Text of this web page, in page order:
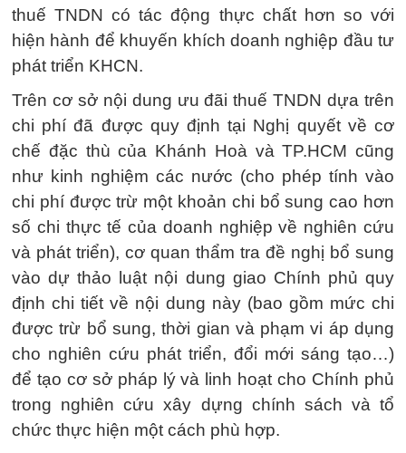
thuế TNDN có tác động thực chất hơn so với
hiện hành để khuyến khích doanh nghiệp đầu tư
phát triển KHCN.
Trên cơ sở nội dung ưu đãi thuế TNDN dựa trên
chi phí đã được quy định tại Nghị quyết về cơ
chế đặc thù của Khánh Hoà và TP.HCM cũng
như kinh nghiệm các nước (cho phép tính vào
chi phí được trừ một khoản chi bổ sung cao hơn
số chi thực tế của doanh nghiệp về nghiên cứu
và phát triển), cơ quan thẩm tra đề nghị bổ sung
vào dự thảo luật nội dung giao Chính phủ quy
định chi tiết về nội dung này (bao gồm mức chi
được trừ bổ sung, thời gian và phạm vi áp dụng
cho nghiên cứu phát triển, đổi mới sáng tạo…)
để tạo cơ sở pháp lý và linh hoạt cho Chính phủ
trong nghiên cứu xây dựng chính sách và tổ
chức thực hiện một cách phù hợp.